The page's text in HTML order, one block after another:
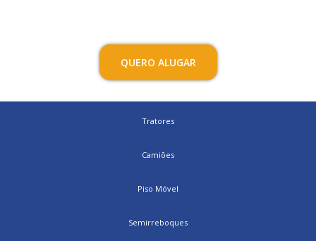
QUERO ALUGAR
Tratores
Camiões
Piso Móvel
Semirreboques